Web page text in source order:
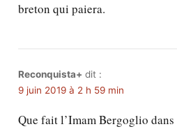
breton qui paiera.
Reconquista+ dit :
9 juin 2019 à 2 h 59 min
Que fait l’Imam Bergoglio